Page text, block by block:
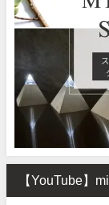
【YouTube】